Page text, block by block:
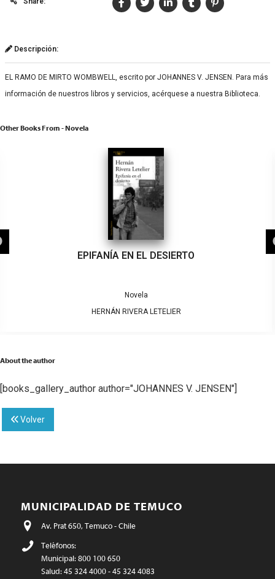
Descripción:
EL RAMO DE MIRTO WOMBWELL, escrito por JOHANNES V. JENSEN. Para más
información de nuestros libros y servicios, acérquese a nuestra Biblioteca.
Other Books From - Novela
EPIFANÍA EN EL DESIERTO
Novela
HERNÁN RIVERA LETELIER
About the author
[books_gallery_author author="JOHANNES V. JENSEN"]
Volver
MUNICIPALIDAD DE TEMUCO
Av. Prat 650, Temuco - Chile
Teléfonos:
Municipal: 800 100 650
Salud: 45 324 4000 - 45 324 4083